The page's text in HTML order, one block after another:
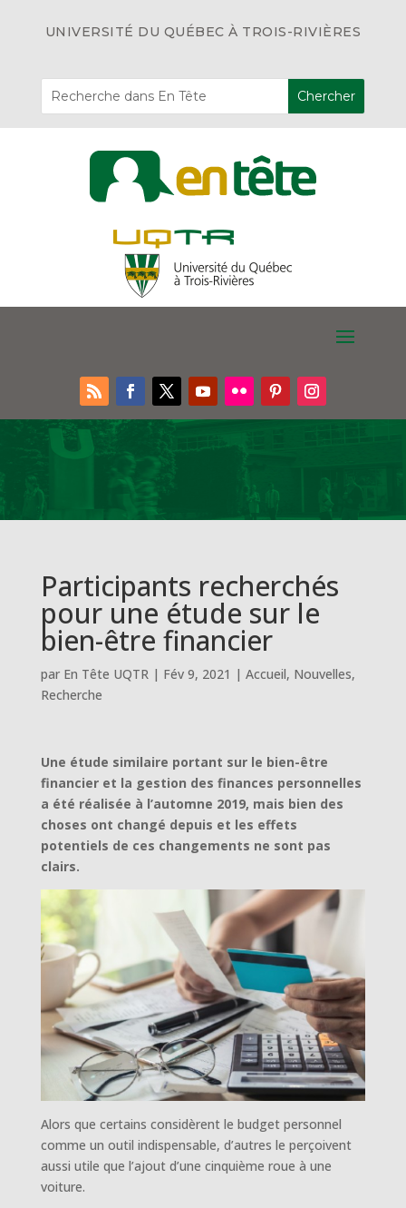
UNIVERSITÉ DU QUÉBEC À TROIS-RIVIÈRES
Participants recherchés
pour une étude sur le
bien-être financier
par En Tête UQTR| Fév 9, 2021 | Accueil, Nouvelles,
Recherche
Une étude similaire portant sur le bien-être
financier et la gestion des finances personnelles
a été réalisée à l’automne 2019, mais bien des
choses ont changé depuis et les effets
potentiels de ces changements ne sont pas
clairs.
Alors que certains considèrent le budget personnel
comme un outil indispensable, d’autres le perçoivent
aussi utile que l’ajout d’une cinquième roue à une
voiture.